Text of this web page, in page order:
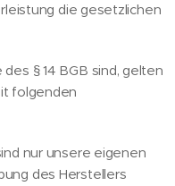
die gesetzlichen
§ 14 BGB sind, gelten
folgenden
nur unsere eigenen
des Herstellers